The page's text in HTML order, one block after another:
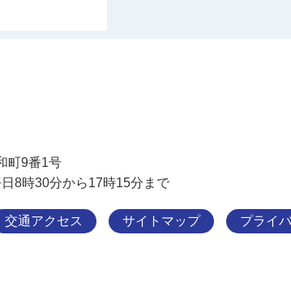
町9番1号
8時30分から17時15分まで
交通アクセス サイトマップ プライ